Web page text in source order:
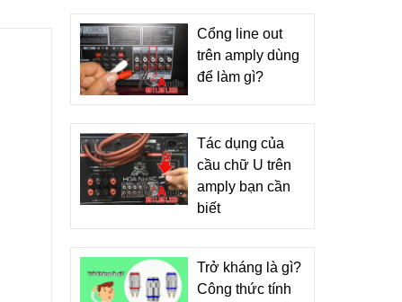
Cổng line out
trên amply dùng
để làm gì?
Tác dụng của
cầu chữ U trên
amply bạn cần
biết
Trở kháng là gì?
Công thức tính